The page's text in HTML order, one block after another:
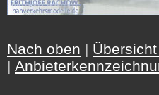
Nach oben |
|